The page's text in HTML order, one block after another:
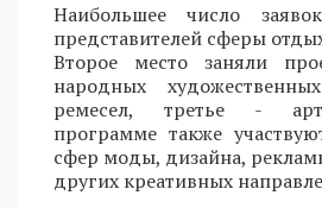
Наибольшее число
представителей сферы
Второе место заняли
народных
ремесел, третье -
программе также
сфер моды, дизайна,
других креативных